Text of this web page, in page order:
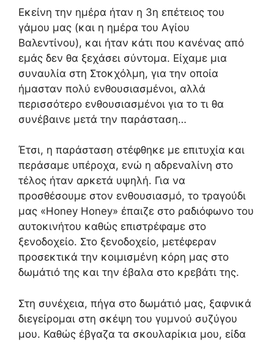
Εκείνη την ημέρα ήταν η 3η επέτειος του
γάμου μας (και η ημέρα του Αγίου
Βαλεντίνου), και ήταν κάτι που κανένας από
εμάς δεν θα ξεχάσει σύντομα. Είχαμε μια
συναυλία στη Στοκχόλμη, για την οποία
ήμασταν πολύ ενθουσιασμένοι, αλλά
περισσότερο ενθουσιασμένοι για το τι θα
συνέβαινε μετά την παράσταση…
Έτσι, η παράσταση στέφθηκε με επιτυχία και
περάσαμε υπέροχα, ενώ η αδρεναλίνη στο
τέλος ήταν αρκετά υψηλή. Για να
προσθέσουμε στον ενθουσιασμό, το τραγούδι
μας «Honey Honey» έπαιζε στο ραδιόφωνο του
αυτοκινήτου καθώς επιστρέφαμε στο
ξενοδοχείο. Στο ξενοδοχείο, μετέφεραν
προσεκτικά την κοιμισμένη κόρη μας στο
δωμάτιό της και την έβαλα στο κρεβάτι της.
Στη συνέχεια, πήγα στο δωμάτιό μας, ξαφνικά
διεγείρομαι στη σκέψη του γυμνού συζύγου
μου. Καθώς έβγαζα τα σκουλαρίκια μου, είδα